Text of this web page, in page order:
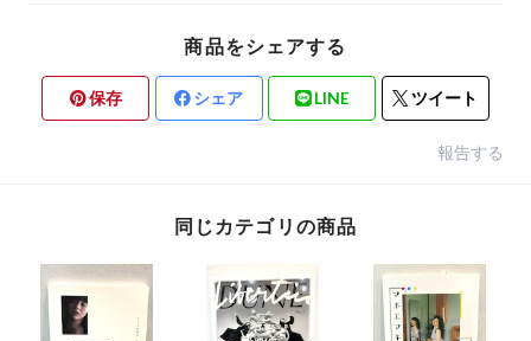
商品をシェアする
保存 シェア LINE ツイート
報告する
同じカテゴリの商品